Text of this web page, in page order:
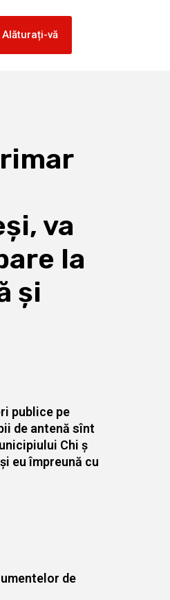
Alăturați-vă
va
la
şi
publice pe
de antenă sînt
Chi ș
eu împreună cu
de